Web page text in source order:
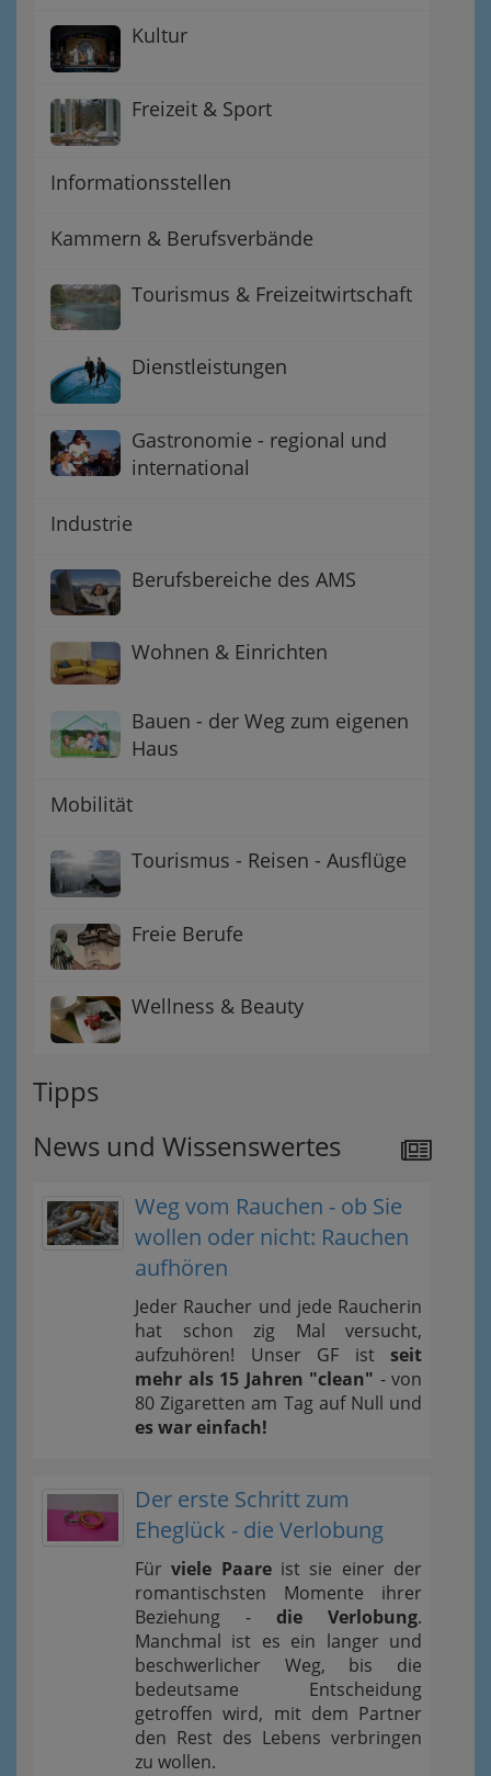
Kultur
Freizeit & Sport
Informationsstellen
Kammern & Berufsverbände
Tourismus & Freizeitwirtschaft
Dienstleistungen
Gastronomie - regional und
international
Industrie
Berufsbereiche des AMS
Wohnen & Einrichten
Bauen - der Weg zum eigenen
Haus
Mobilität
Tourismus - Reisen - Ausflüge
Freie Berufe
Wellness & Beauty
Tipps
News und Wissenswertes
Weg vom Rauchen - ob Sie
wollen oder nicht: Rauchen
aufhören
Jeder Raucher und jede Raucherin
hat schon zig Mal versucht,
aufzuhören! Unser GF ist seit
mehr als 15 Jahren "clean" - von
80 Zigaretten am Tag auf Null und
es war einfach!
Der erste Schritt zum
Eheglück - die Verlobung
Fürviele Paareist sie einer der
romantischsten Momente ihrer
Beziehung - die Verlobung.
Manchmal ist es ein langer und
beschwerlicher Weg, bis die
bedeutsame Entscheidung
getroffen wird, mit dem Partner
den Rest des Lebens verbringen
zu wollen.